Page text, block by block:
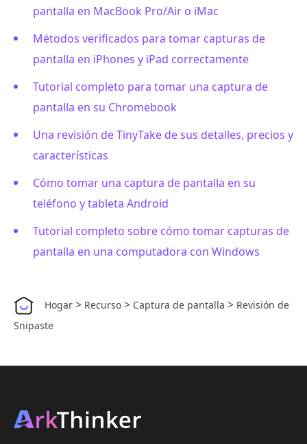
pantalla en MacBook Pro/Air o iMac
Métodos verificados para tomar capturas de
pantalla en iPhones y iPad correctamente
Tutorial completo para tomar una captura de
pantalla en su Chromebook
Una revisión de TinyTake de sus detalles, precios y
características
Cómo tomar una captura de pantalla en su
teléfono y tableta Android
Tutorial completo sobre cómo tomar capturas de
pantalla en una computadora con Windows
Hogar > Recurso > Captura de pantalla > Revisión de
Snipaste